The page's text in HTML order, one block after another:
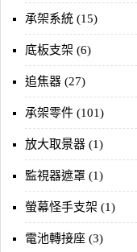
承架系統 (15)
底板支架 (6)
追焦器 (27)
承架零件 (101)
放大取景器 (1)
監視器遮罩 (1)
螢幕怪手支架 (1)
電池轉接座 (3)